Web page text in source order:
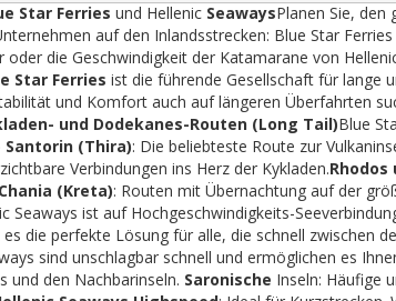
Star Ferries und Hellenic SeawaysPlanen Sie, den
auf den Inlandsstrecken: Blue Star
die Geschwindigkeit der Katamarane von
Star Ferries ist die führende Gesellschaft für lange
und Komfort auch auf längeren Überfahrten
und Dodekanes-Routen (Long Tail)Blue
Santorin (Thira): Die beliebteste Route zur
Verbindungen ins Herz der Kykladen.Rhodos
Chania (Kreta): Routen mit Übernachtung auf der
Seaways ist auf Hochgeschwindigkeits-
die perfekte Lösung für alle, die schnell zwischen
sind unschlagbar schnell und ermöglichen es
und den Nachbarinseln. Saronische Inseln: Häufige